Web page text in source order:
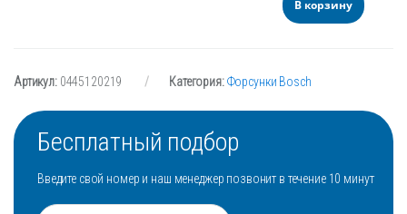
В корзину
Артикул: 0445120219 Категория:Форсунки Bosch
Бесплатный подбор
Введите свой номер и наш менеджер позвонит в течение 10 минут